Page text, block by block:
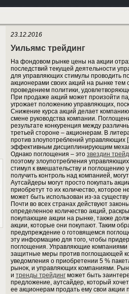
23.12.2016
Уильямс трейдинг
На фондовом рынке цены на акции
последствий текущей деятельности
для управляющих стимулы проводить
акционерами своих акций на рынке
проведением политики,
При продаже акций может произойти
угрожает положению управляющих,
Снижение курса акций делает
смене руководства компании.
результате конкуренция между
третьей стороне – акционерам. В
против злоупотреблений
эффективным дисциплинирующим
Однако поглощения – это звездин
поэтому злоупотребления
стимул к вмешательству и поглощению
получить контроль над компанией,
Аутсайдеры могут просто покупать
приобретут то их количество, которое
может быть использован из-за
Почти во всех странах действуют
определенное количество акций,
покупающие акции на рынке, также
акции, которые они покупают. Таким
предупреждение о готовящемся
эту информацию для того, чтобы
поглощения. Управляющие компаниями
защитные меры против поглощающей
уведомления о приобретении 5 %
рынок, и управляющих компаниями.
и тренды трейдинг может быть
предложение, аутсайдер, который
ее акционерам продать ему свои